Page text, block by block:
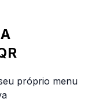
próprio menu